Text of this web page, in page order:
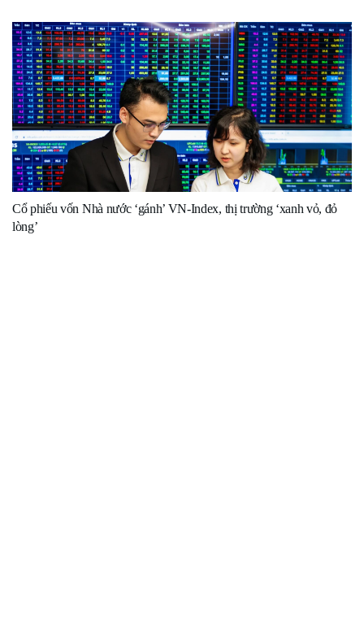
Cổ phiếu vốn Nhà nước ‘gánh’ VN-Index, thị trường ‘xanh vỏ, đỏ
lòng’